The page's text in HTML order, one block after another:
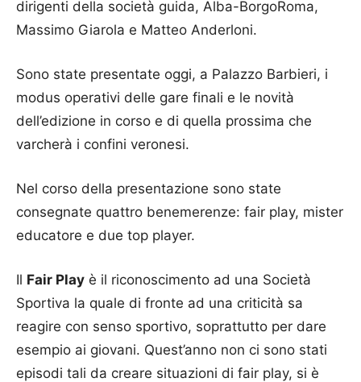
dirigenti della società guida, Alba-BorgoRoma,
Massimo Giarola e Matteo Anderloni.
Sono state presentate oggi, a Palazzo Barbieri, i
modus operativi delle gare finali e le novità
dell’edizione in corso e di quella prossima che
varcherà i confini veronesi.
Nel corso della presentazione sono state
consegnate quattro benemerenze: fair play, mister
educatore e due top player.
Il Fair Play è il riconoscimento ad una Società
Sportiva la quale di fronte ad una criticità sa
reagire con senso sportivo, soprattutto per dare
esempio ai giovani. Quest’anno non ci sono stati
episodi tali da creare situazioni di fair play, si è